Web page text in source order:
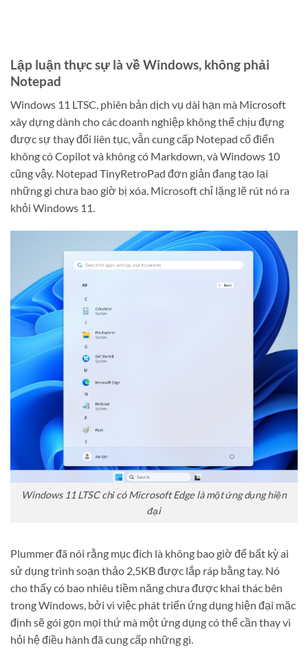
Lập luận thực sự là về Windows, không phải
Notepad
Windows 11 LTSC, phiên bản dịch vụ dài hạn mà Microsoft
xây dựng dành cho các doanh nghiệp không thể chịu đựng
được sự thay đổi liên tục, vẫn cung cấp Notepad cổ điển
không có Copilot và không có Markdown, và Windows 10
cũng vậy. Notepad TinyRetroPad đơn giản đang tạo lại
những gì chưa bao giờ bị xóa. Microsoft chỉ lặng lẽ rút nó ra
khỏi Windows 11.
Windows 11 LTSC chỉ có Microsoft Edge là một ứng dụng hiện
đại
Plummer đã nói rằng mục đích là không bao giờ để bất kỳ ai
sử dụng trình soạn thảo 2,5KB được lắp ráp bằng tay. Nó
cho thấy có bao nhiêu tiềm năng chưa được khai thác bên
trong Windows, bởi vì việc phát triển ứng dụng hiện đại mặc
định sẽ gói gọn mọi thứ mà một ứng dụng có thể cần thay vì
hỏi hệ điều hành đã cung cấp những gì.